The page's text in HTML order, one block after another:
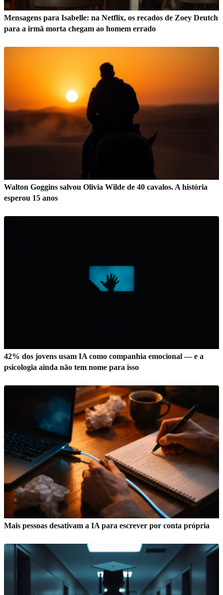
Mensagens para Isabelle: na Netflix, os recados de Zoey Deutch
para a irmã morta chegam ao homem errado
Walton Goggins salvou Olivia Wilde de 40 cavalos. A história
esperou 15 anos
42% dos jovens usam IA como companhia emocional — e a
psicologia ainda não tem nome para isso
Mais pessoas desativam a IA para escrever por conta própria